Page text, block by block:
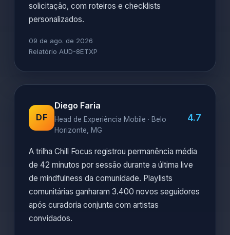
solicitação, com roteiros e checklists
personalizados.
09 de ago. de 2026
Relatório AUD-8ETXP
DF
Diego Faria
Head de Experiência Mobile · Belo
Horizonte, MG
4.7
A trilha Chill Focus registrou permanência média
de 42 minutos por sessão durante a última live
de mindfulness da comunidade. Playlists
comunitárias ganharam 3.400 novos seguidores
após curadoria conjunta com artistas
convidados.